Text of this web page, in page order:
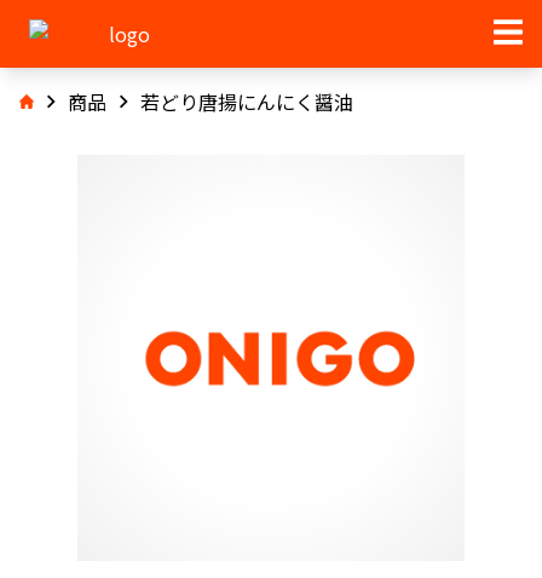
商品 若どり唐揚にんにく醤油